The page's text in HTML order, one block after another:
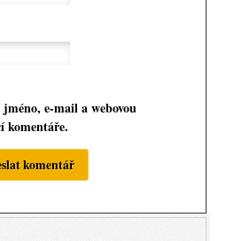
e-mail a webovou
komentáře.